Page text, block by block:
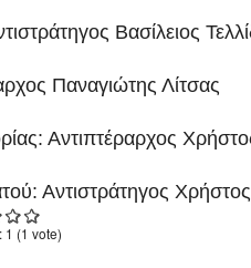
Βασίλειος
Παναγιώτης Λίτσας
Αντιπτέραρχος
Αντιστράτηγος
1 (1 vote)